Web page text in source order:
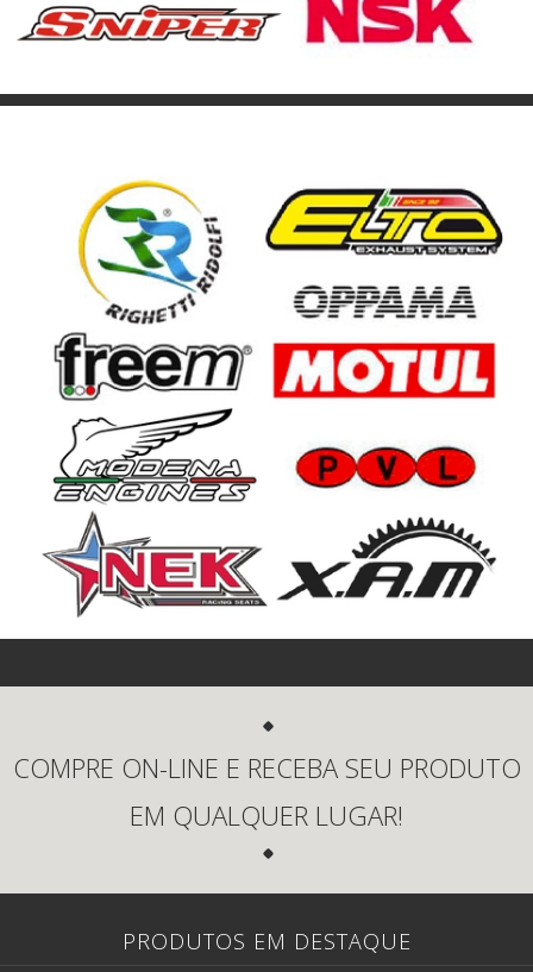
COMPRE ON-LINE E RECEBA SEU PRODUTO
EM QUALQUER LUGAR!
PRODUTOS EM DESTAQUE